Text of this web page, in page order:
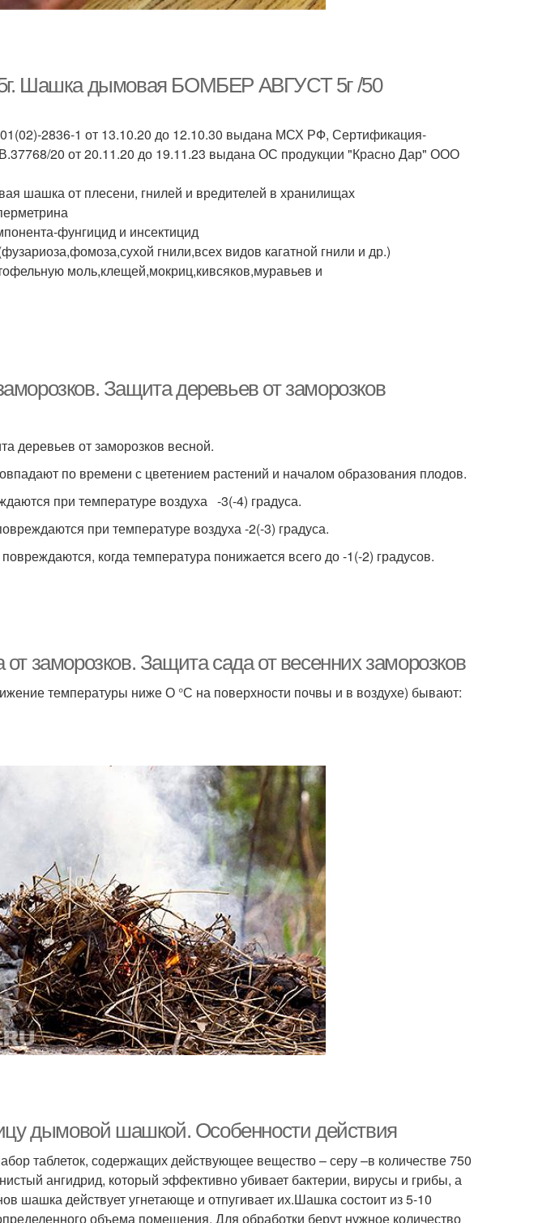
Шашка дымовая БОМБЕР АВГУСТ 5г /50
2836-1 от 13.10.20 до 12.10.30 выдана МСХ РФ, Сертификация-
20 от 20.11.20 до 19.11.23 выдана ОС продукции "Красно Дар" ООО
шашка от плесени, гнилей и вредителей в хранилищах
фунгицид и инсектицид
гнили,всех видов кагатной гнили и др.)
моль,клещей,мокриц,кивсяков,муравьев и
Защита деревьев от заморозков
деревьев от заморозков весной.
по времени с цветением растений и началом образования плодов.
при температуре воздуха -3(-4) градуса.
при температуре воздуха -2(-3) градуса.
когда температура понижается всего до -1(-2) градусов.
заморозков. Защита сада от весенних заморозков
температуры ниже О °С на поверхности почвы и в воздухе) бывают:
дымовой шашкой. Особенности действия
таблеток, содержащих действующее вещество – серу –в количестве 750
ангидрид, который эффективно убивает бактерии, вирусы и грибы, а
шашка действует угнетающе и отпугивает их.Шашка состоит из 5-10
объема помещения. Для обработки берут нужное количество